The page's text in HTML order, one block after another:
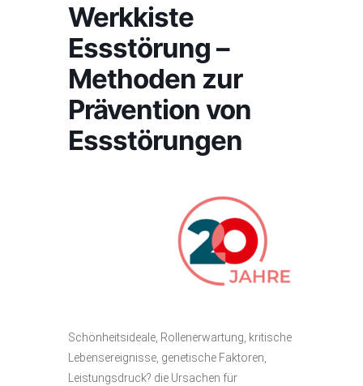
Werkkiste
Essstörung –
Methoden zur
Prävention von
Essstörungen
Schönheitsideale, Rollenerwartung, kritische
Lebensereignisse, genetische Faktoren,
Leistungsdruck? die Ursachen für